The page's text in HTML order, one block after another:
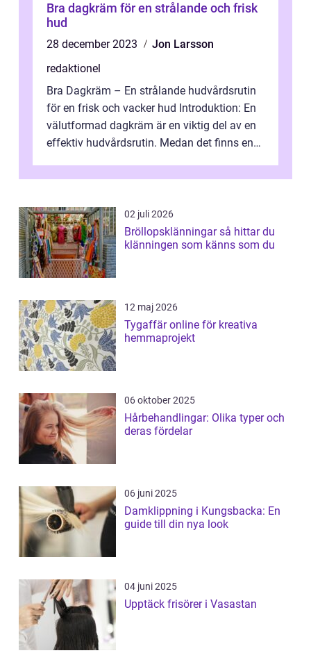
Bra dagkräm för en strålande och frisk
hud
28 december 2023
Jon Larsson
redaktionel
Bra Dagkräm – En strålande hudvårdsrutin
för en frisk och vacker hud Introduktion: En
välutformad dagkräm är en viktig del av en
effektiv hudvårdsrutin. Medan det finns en
02 juli 2026
Bröllopsklänningar så hittar du
klänningen som känns som du
12 maj 2026
Tygaffär online för kreativa
hemmaprojekt
06 oktober 2025
Hårbehandlingar: Olika typer och
deras fördelar
06 juni 2025
Damklippning i Kungsbacka: En
guide till din nya look
04 juni 2025
Upptäck frisörer i Vasastan